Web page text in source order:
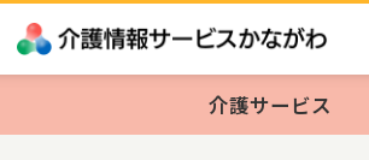
介護サービス